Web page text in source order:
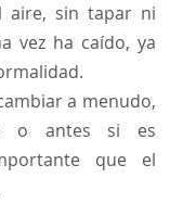
aire, sin tapar ni
vez ha caído, ya
a menudo,
o antes si es
que el